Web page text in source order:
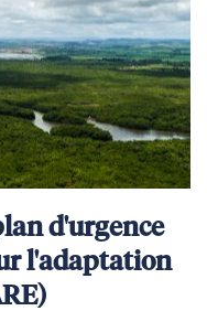
d'urgence
l'adaptation